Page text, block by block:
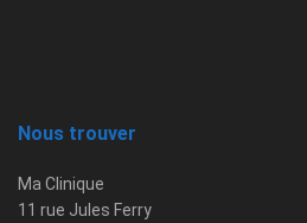
Nous trouver
Ma Clinique
11 rue Jules Ferry